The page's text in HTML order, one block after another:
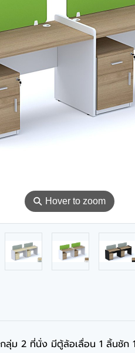
⚲ Hover to zoom
กลุ่ม 2 ที่นั่ง มีตู้ล้อเลื่อน 1 ลิ้นชั